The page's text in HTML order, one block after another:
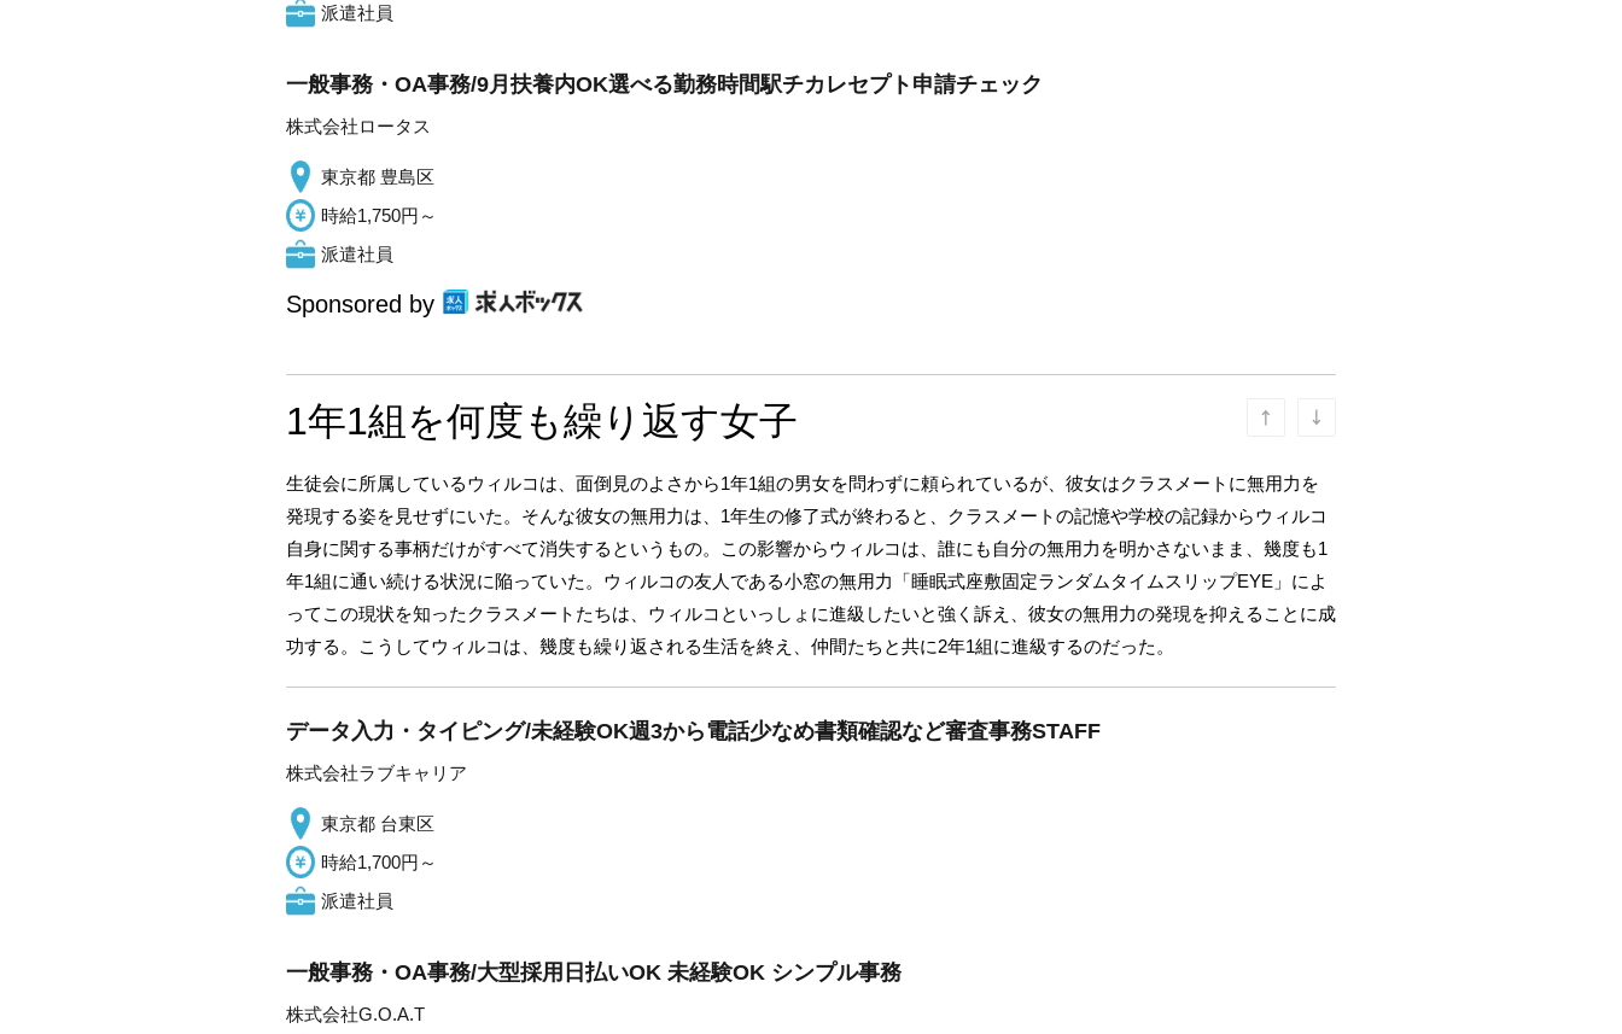
派遣社員
一般事務・OA事務/9月扶養内OK選べる勤務時間駅チカレセプト申請チェック
株式会社ロータス
東京都 豊島区
時給1,750円～
派遣社員
Sponsored by
1年1組を何度も繰り返す女子
生徒会に所属しているウィルコは、面倒見のよさから1年1組の男女を問わずに頼られているが、彼女はクラスメートに無用力を
発現する姿を見せずにいた。そんな彼女の無用力は、1年生の修了式が終わると、クラスメートの記憶や学校の記録からウィルコ
自身に関する事柄だけがすべて消失するというもの。この影響からウィルコは、誰にも自分の無用力を明かさないまま、幾度も1
年1組に通い続ける状況に陥っていた。ウィルコの友人である小窓の無用力「睡眠式座敷固定ランダムタイムスリップEYE」によ
ってこの現状を知ったクラスメートたちは、ウィルコといっしょに進級したいと強く訴え、彼女の無用力の発現を抑えることに成
功する。こうしてウィルコは、幾度も繰り返される生活を終え、仲間たちと共に2年1組に進級するのだった。
データ入力・タイピング/未経験OK週3から電話少なめ書類確認など審査事務STAFF
株式会社ラブキャリア
東京都 台東区
時給1,700円～
派遣社員
一般事務・OA事務/大型採用日払いOK 未経験OK シンプル事務
株式会社G.O.A.T